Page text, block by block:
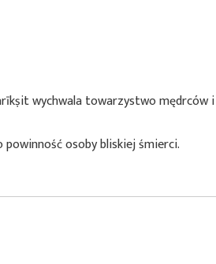
wychwala towarzystwo
osoby bliskiej śmierci.